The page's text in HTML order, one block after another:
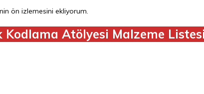
ön izlemesini ekliyorum.
Kodlama Atölyesi Malzeme Listesi